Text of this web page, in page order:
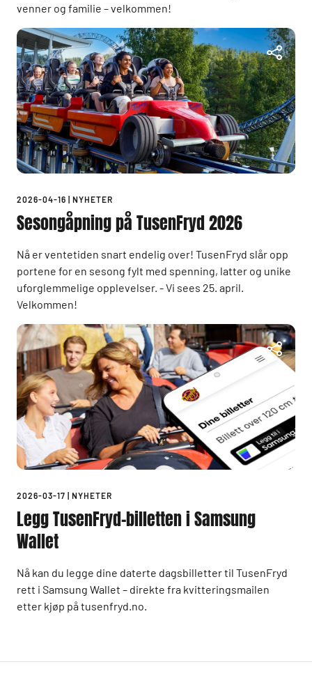
venner og familie – velkommen!
2026-04-16 NYHETER
Sesongåpning på TusenFryd 2026
Nå er ventetiden snart endelig over! TusenFryd slår opp
portene for en sesong fylt med spenning, latter og unike
uforglemmelige opplevelser. - Vi sees 25. april.
Velkommen!
2026-03-17 NYHETER
Legg TusenFryd-billetten i Samsung
Wallet
Nå kan du legge dine daterte dagsbilletter til TusenFryd
rett i Samsung Wallet – direkte fra kvitteringsmailen
etter kjøp på tusenfryd.no.